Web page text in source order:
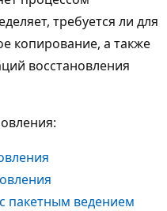
требуется ли для
копирование, а также
восстановления
пакетным ведением